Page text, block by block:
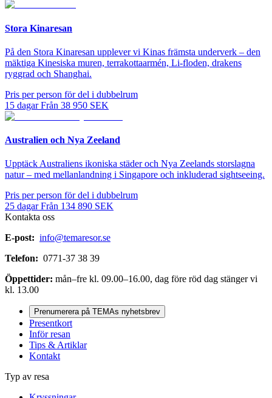
Stora Kinaresan
På den Stora Kinaresan upplever vi Kinas främsta underverk – den
mäktiga Kinesiska muren, terrakottaarmén, Li-floden, drakens
ryggrad och Shanghai.
Pris per person för del i dubbelrum
15 dagar Från 38 950 SEK
Australien och Nya Zeeland
Upptäck Australiens ikoniska städer och Nya Zeelands storslagna
natur – med mellanlandning i Singapore och inkluderad sightseeing.
Pris per person för del i dubbelrum
25 dagar Från 134 890 SEK
Kontakta oss
E-post: info@temaresor.se
Telefon: 0771-37 38 39
Öppettider: mån–fre kl. 09.00–16.00, dag före röd dag stänger vi
kl. 13.00
Prenumerera på TEMAs nyhetsbrev
Presentkort
Inför resan
Tips & Artiklar
Kontakt
Typ av resa